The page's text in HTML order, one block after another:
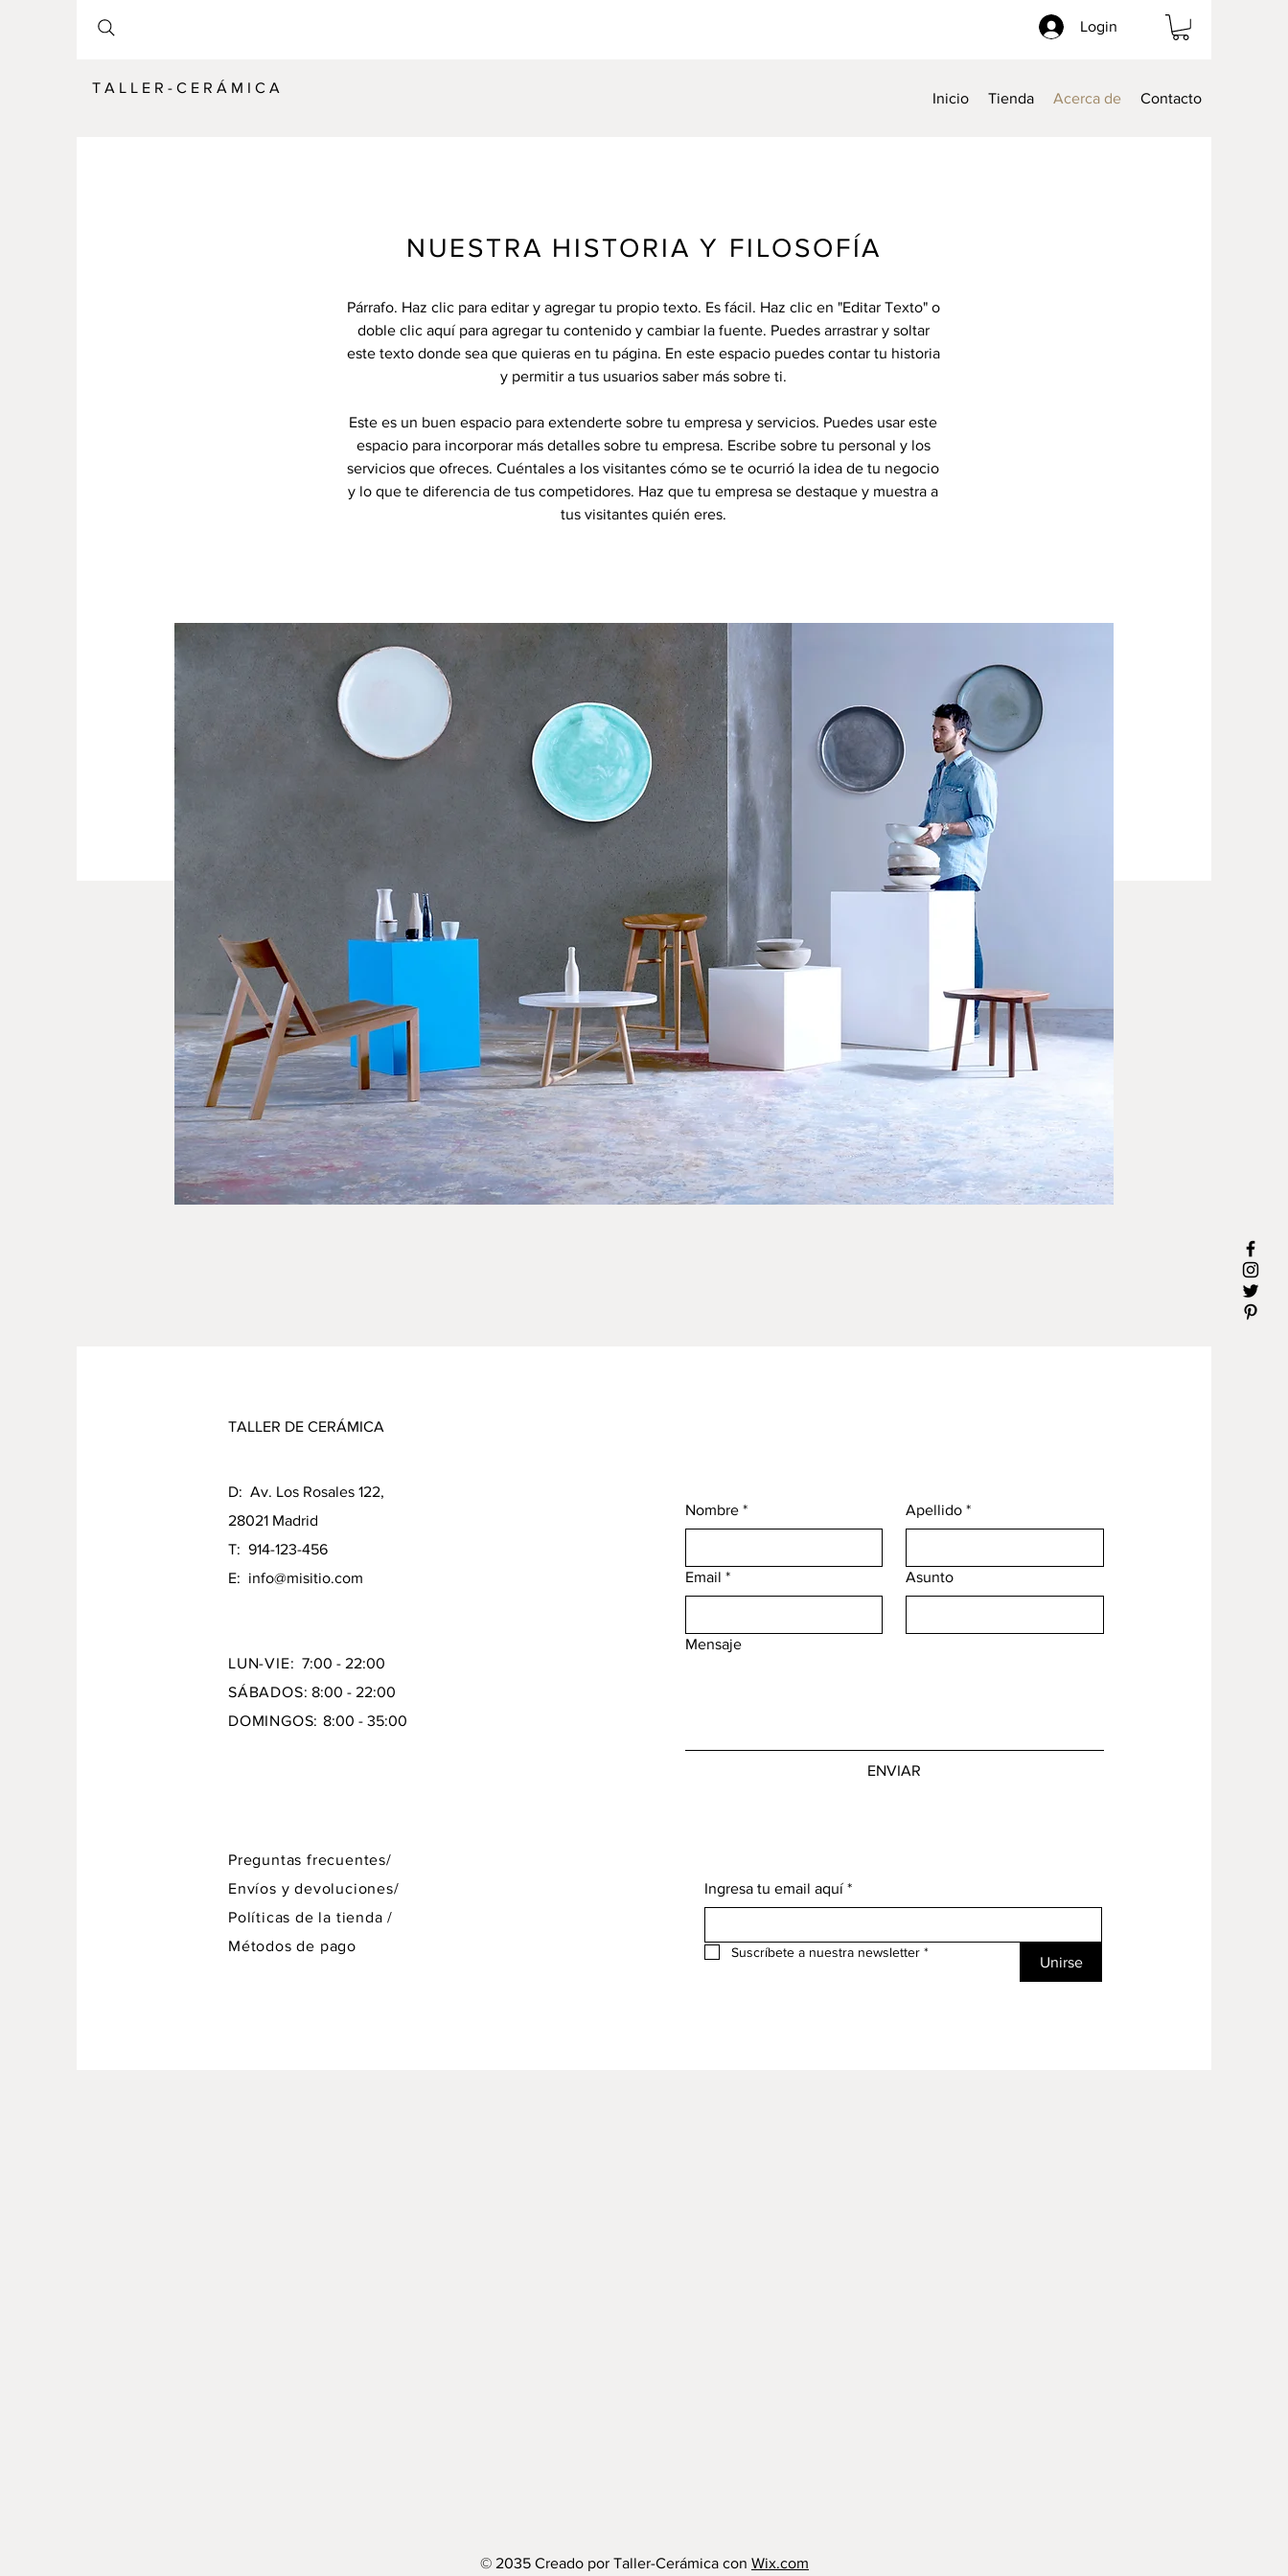
Login
T A L L E R - C E R Á M I C A
Inicio Tienda Acerca de Contacto
NUESTRA HISTORIA Y FILOSOFÍA
Párrafo. Haz clic para editar y agregar tu propio texto. Es fácil. Haz clic en "Editar Texto" o
doble clic aquí para agregar tu contenido y cambiar la fuente. Puedes arrastrar y soltar
este texto donde sea que quieras en tu página. En este espacio puedes contar tu historia
y permitir a tus usuarios saber más sobre ti.
Este es un buen espacio para extenderte sobre tu empresa y servicios. Puedes usar este
espacio para incorporar más detalles sobre tu empresa. Escribe sobre tu personal y los
servicios que ofreces. Cuéntales a los visitantes cómo se te ocurrió la idea de tu negocio
y lo que te diferencia de tus competidores. Haz que tu empresa se destaque y muestra a
tus visitantes quién eres.
TALLER DE CERÁMICA
D: Av. Los Rosales 122,
28021 Madrid
T: 914-123-456
E: info@misitio.com
LUN-VIE: 7:00 - 22:00
SÁBADOS: 8:00 - 22:00
DOMINGOS: 8:00 - 35:00
Preguntas frecuentes/
Envíos y devoluciones/
Políticas de la tienda/
Métodos de pago
Nombre * Apellido *
Email * Asunto
Mensaje
ENVIAR
Ingresa tu email aquí *
Suscríbete a nuestra newsletter *
Unirse
© 2035 Creado por Taller-Cerámica con Wix.com